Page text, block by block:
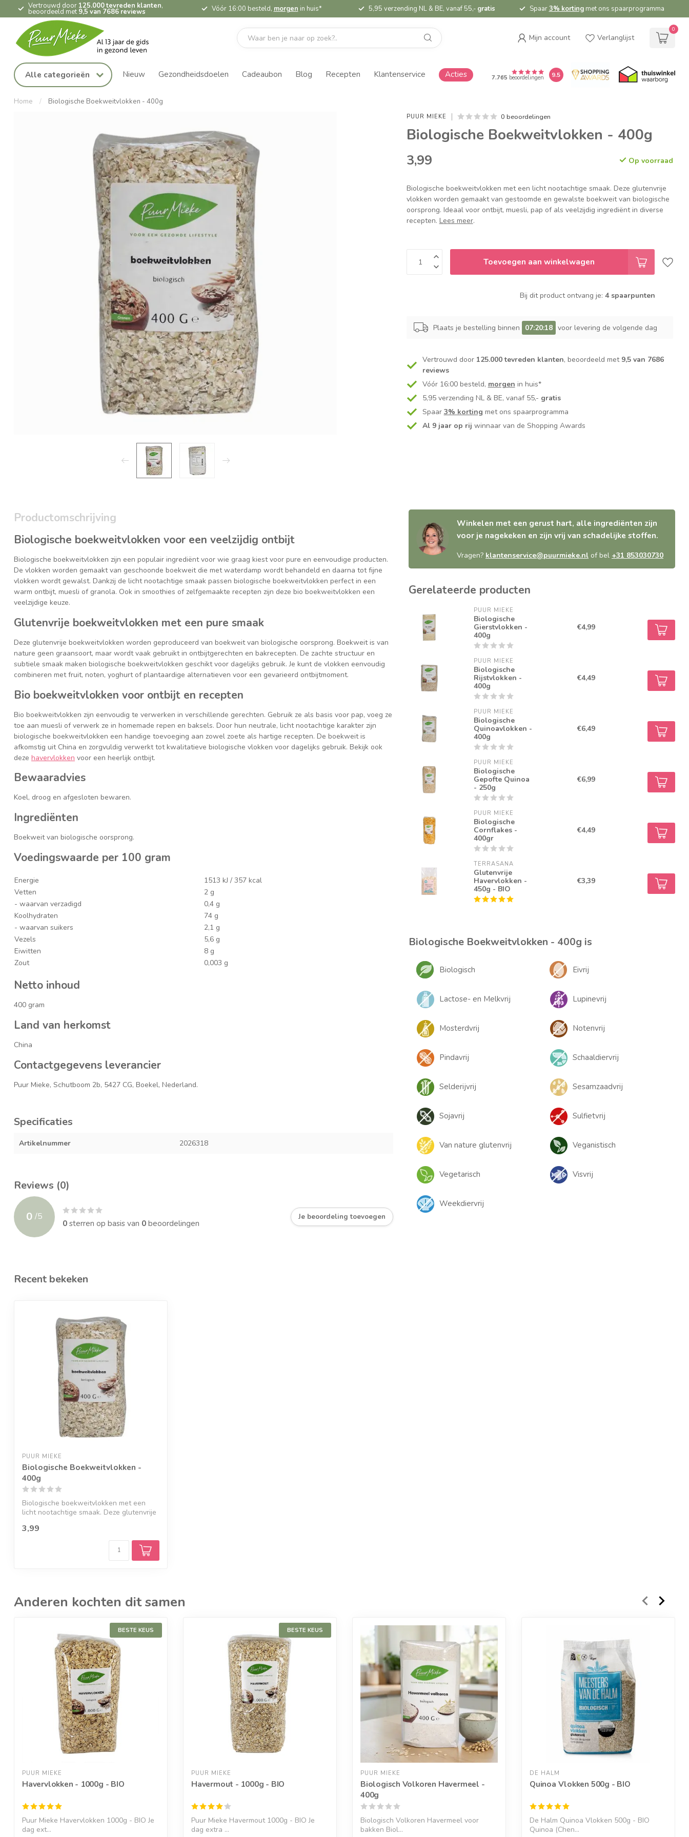
Vertrouwd door 125.000 tevreden klanten,
beoordeeld met 9,5 van 7686 reviews Vóór 16:00 besteld, morgen in huis* 5,95 verzending NL & BE, vanaf 55,- gratis Spaar3% kortingmet ons spaarprogramma
Mijn account Verlanglijst
0
Alle categorieën Nieuw Gezondheidsdoelen Cadeaubon Blog Recepten Klantenservice Acties 7.765 beoordelingen 9.5
Home / Biologische Boekweitvlokken - 400g
PUUR MIEKE 0 beoordelingen
Biologische Boekweitvlokken - 400g
3,99 Op voorraad
Biologische boekweitvlokken met een licht nootachtige smaak. Deze glutenvrije
vlokken worden gemaakt van gestoomde en gewalste boekweit van biologische
oorsprong. Ideaal voor ontbijt, muesli, pap of als veelzijdig ingrediënt in diverse
recepten. Lees meer.
Toevoegen aan winkelwagen
Bij dit product ontvang je: 4 spaarpunten
Plaats je bestelling binnen 07:20:17 voor levering de volgende dag
Vertrouwd door 125.000 tevreden klanten, beoordeeld met 9,5 van 7686
reviews
Vóór 16:00 besteld, morgen in huis*
5,95 verzending NL & BE, vanaf 55,- gratis
Spaar 3% korting met ons spaarprogramma
Al 9 jaar op rij winnaar van de Shopping Awards
Productomschrijving
Biologische boekweitvlokken voor een veelzijdig ontbijt
Biologische boekweitvlokken zijn een populair ingrediënt voor wie graag kiest voor pure en eenvoudige producten.
De vlokken worden gemaakt van geschoonde boekweit die met waterdamp wordt behandeld en daarna tot fijne
vlokken wordt gewalst. Dankzij de licht nootachtige smaak passen biologische boekweitvlokken perfect in een
warm ontbijt, muesli of granola. Ook in smoothies of zelfgemaakte recepten zijn deze bio boekweitvlokken een
veelzijdige keuze.
Glutenvrije boekweitvlokken met een pure smaak
Deze glutenvrije boekweitvlokken worden geproduceerd van boekweit van biologische oorsprong. Boekweit is van
nature geen graansoort, maar wordt vaak gebruikt in ontbijtgerechten en bakrecepten. De zachte structuur en
subtiele smaak maken biologische boekweitvlokken geschikt voor dagelijks gebruik. Je kunt de vlokken eenvoudig
combineren met fruit, noten, yoghurt of plantaardige alternatieven voor een gevarieerd ontbijtmoment.
Bio boekweitvlokken voor ontbijt en recepten
Bio boekweitvlokken zijn eenvoudig te verwerken in verschillende gerechten. Gebruik ze als basis voor pap, voeg ze
toe aan muesli of verwerk ze in homemade repen en baksels. Door hun neutrale, licht nootachtige karakter zijn
biologische boekweitvlokken een handige toevoeging aan zowel zoete als hartige recepten. De boekweit is
afkomstig uit China en zorgvuldig verwerkt tot kwalitatieve biologische vlokken voor dagelijks gebruik. Bekijk ook
deze havervlokken voor een heerlijk ontbijt.
Bewaaradvies
Koel, droog en afgesloten bewaren.
Ingrediënten
Boekweit van biologische oorsprong.
Voedingswaarde per 100 gram
Energie
1513 kJ / 357 kcal
Vetten
2 g
- waarvan verzadigd
0,4 g
Koolhydraten
74 g
- waarvan suikers
2,1 g
Vezels
5,6 g
Eiwitten
8 g
Zout
0,003 g
Netto inhoud
400 gram
Land van herkomst
China
Contactgegevens leverancier
Puur Mieke, Schutboom 2b, 5427 CG, Boekel, Nederland.
Specificaties
Artikelnummer 2026318
Reviews (0)
0 /5
0sterren op basis van 0beoordelingen
Je beoordeling toevoegen
Winkelen met een gerust hart, alle ingrediënten zijn
voor je nagekeken en zijn vrij van schadelijke stoffen.
Vragen? klantenservice@puurmieke.nl of bel +31 853030730
Gerelateerde producten
PUUR MIEKE
Biologische
Gierstvlokken -
400g
€4,99
PUUR MIEKE
Biologische
Rijstvlokken -
400g
€4,49
PUUR MIEKE
Biologische
Quinoavlokken -
400g
€6,49
PUUR MIEKE
Biologische
Gepofte Quinoa
- 250g
€6,99
PUUR MIEKE
Biologische
Cornflakes -
400gr
€4,49
TERRASANA
Glutenvrije
Havervlokken -
450g - BIO
€3,39
Biologische Boekweitvlokken - 400g is
Biologisch Eivrij
Lactose- en Melkvrij Lupinevrij
Mosterdvrij Notenvrij
Pindavrij Schaaldiervrij
Selderijvrij Sesamzaadvrij
Sojavrij Sulfietvrij
Van nature glutenvrij Veganistisch
Vegetarisch Visvrij
Weekdiervrij
Recent bekeken
PUUR MIEKE
Biologische Boekweitvlokken -
400g
Biologische boekweitvlokken met een
licht nootachtige smaak. Deze glutenvrije
3,99
Anderen kochten dit samen
BESTE KEUS
PUUR MIEKE
Havervlokken - 1000g - BIO
Puur Mieke Havervlokken 1000g - BIO Je
dag ext...
BESTE KEUS
PUUR MIEKE
Havermout - 1000g - BIO
Puur Mieke Havermout 1000g - BIO Je
dag extra ...
PUUR MIEKE
Biologisch Volkoren Havermeel -
400g
Biologisch Volkoren Havermeel voor
bakken Biol...
DE HALM
Quinoa Vlokken 500g - BIO
De Halm Quinoa Vlokken 500g - BIO
Quinoa (Chen...